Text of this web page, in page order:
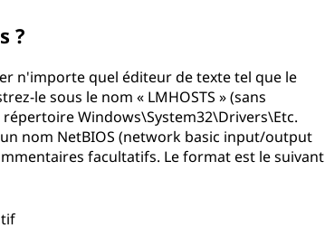
?
n'importe quel éditeur de texte tel que le
le sous le nom « LMHOSTS » (sans
Windows\System32\Drivers\Etc.
nom NetBIOS (network basic input/output
facultatifs. Le format est le suivant